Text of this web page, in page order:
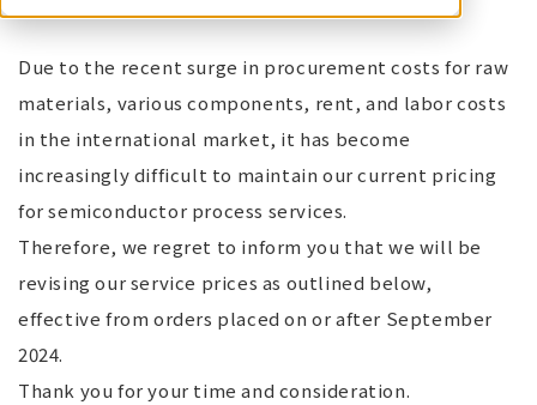
Due to the recent surge in procurement costs for raw
materials, various components, rent, and labor costs
in the international market, it has become
increasingly difficult to maintain our current pricing
for semiconductor process services.
Therefore, we regret to inform you that we will be
revising our service prices as outlined below,
effective from orders placed on or after September
2024.
Thank you for your time and consideration.